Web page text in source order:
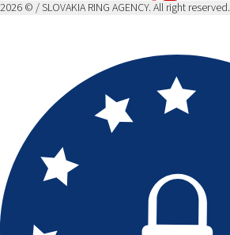
2026 © / SLOVAKIA RING AGENCY. All right reserved.